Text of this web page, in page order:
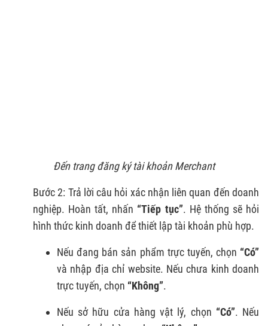
Đến trang đăng ký tài khoản Merchant
Bước 2: Trả lời câu hỏi xác nhận liên quan đến doanh
nghiệp. Hoàn tất, nhấn “Tiếp tục”. Hệ thống sẽ hỏi
hình thức kinh doanh để thiết lập tài khoản phù hợp.
Nếu đang bán sản phẩm trực tuyến, chọn “Có”
và nhập địa chỉ website. Nếu chưa kinh doanh
trực tuyến, chọn “Không”.
Nếu sở hữu cửa hàng vật lý, chọn “Có”. Nếu